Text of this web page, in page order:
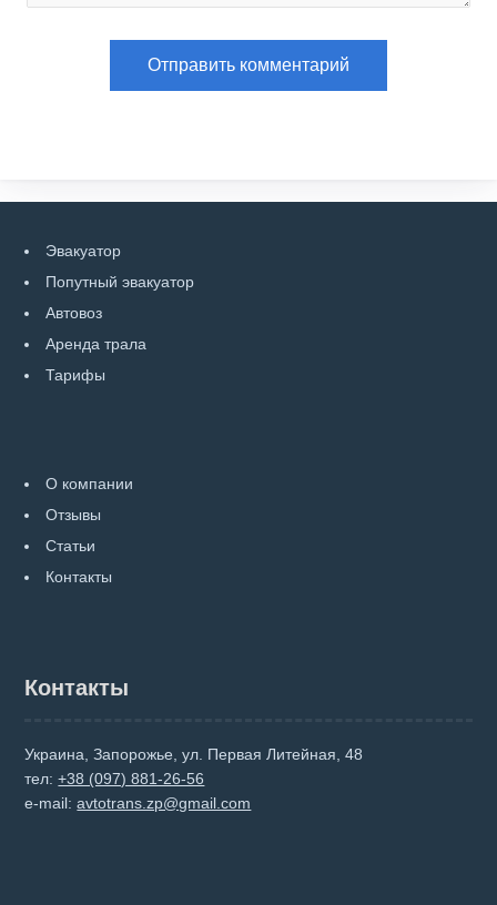
Эвакуатор
Попутный эвакуатор
Автовоз
Аренда трала
Тарифы
О компании
Отзывы
Статьи
Контакты
Контакты
Украина, Запорожье, ул. Первая Литейная, 48
тел:+38 (097) 881-26-56
e-mail:avtotrans.zp@gmail.com